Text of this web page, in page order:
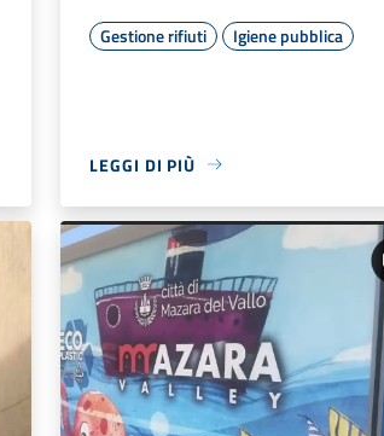
Gestione rifiuti Igiene pubblica
LEGGI DI PIÙ